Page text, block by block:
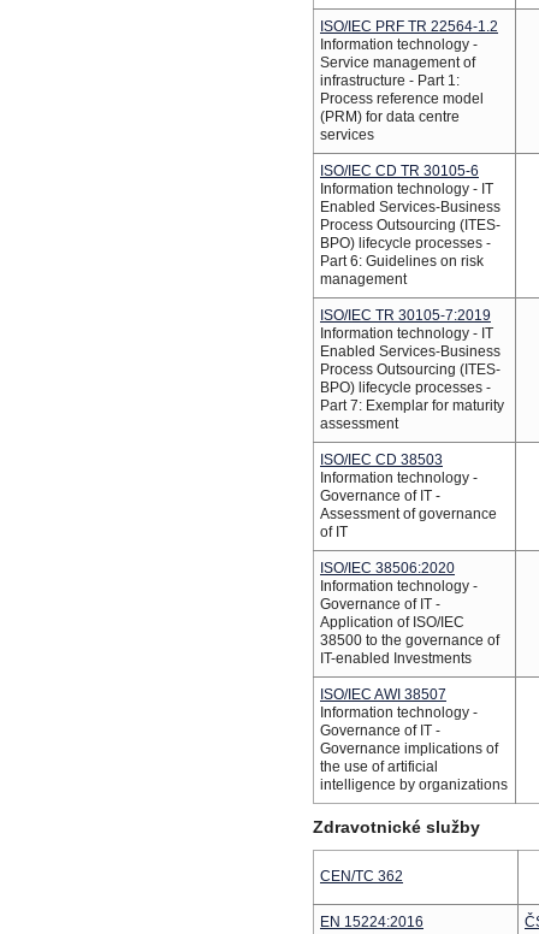
ISO/IEC PRF TR 22564-1.2
Information technology -
Service management of
infrastructure - Part 1:
Process reference model
(PRM) for data centre
services
ISO/IEC CD TR 30105-6
Information technology - IT
Enabled Services-Business
Process Outsourcing (ITES-
BPO) lifecycle processes -
Part 6: Guidelines on risk
management
ISO/IEC TR 30105-7:2019
Information technology - IT
Enabled Services-Business
Process Outsourcing (ITES-
BPO) lifecycle processes -
Part 7: Exemplar for maturity
assessment
ISO/IEC CD 38503
Information technology -
Governance of IT -
Assessment of governance
of IT
ISO/IEC 38506:2020
Information technology -
Governance of IT -
Application of ISO/IEC
38500 to the governance of
IT-enabled Investments
ISO/IEC AWI 38507
Information technology -
Governance of IT -
Governance implications of
the use of artificial
intelligence by organizations
Zdravotnické služby
CEN/TC 362
EN 15224:2016